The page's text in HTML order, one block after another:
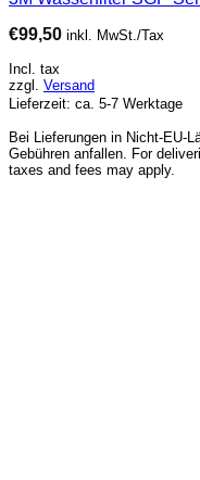
€99,50 inkl. MwSt./Tax
Incl. tax
zzgl. Versand
Lieferzeit: ca. 5-7 Werktage
Bei Lieferungen in Nicht-EU-
Gebühren anfallen. For
taxes and fees may apply.